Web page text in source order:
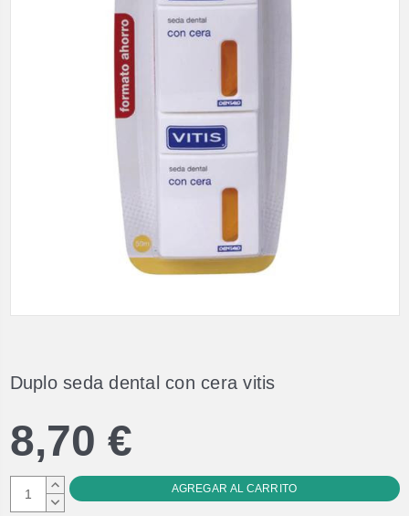
Duplo seda dental con cera vitis
8,70 €
AUMENTAR
CANTIDAD:
DISMINUIR